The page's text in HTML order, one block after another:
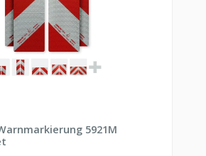
5921M